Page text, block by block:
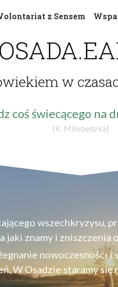
z Sensem
w
coś świecącego na
[K. Miłobędzka]
wszechkryzysu,
jaki znamy i zniszczenia
nowoczesności
W Osadzie staramy